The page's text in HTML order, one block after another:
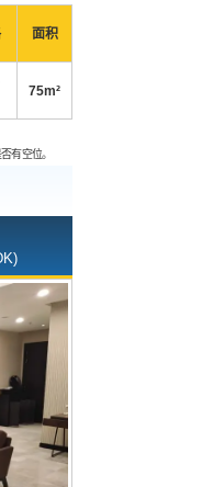
面积
75m²
有空位。